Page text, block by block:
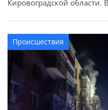
Кировоградской
владелицы дома. Огнем
бытовых вещей, мебель
настоящее время
гибели женщины
Происшествия